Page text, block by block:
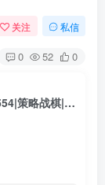
关注 私信
0 52 0
无限进化塔防/Infinite Evo TD Build.23939554|策略战棋|容量709MB|免安装绿色中文版